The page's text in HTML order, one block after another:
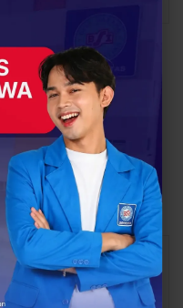
NEXT POST
Mattathiah Obmar,
Juara Lomba Tari Kreasi
Se-Kalimantan Barat,
Resmi Menjadi
Mahasiswa UBSI
Kampus Pontianak
All